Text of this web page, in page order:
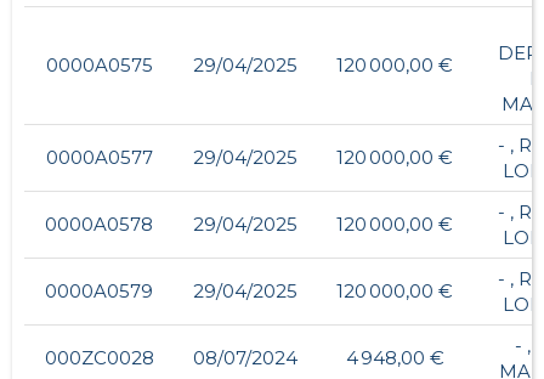
0000A0575 29/04/2025 120 000,00 €
0000A0577 29/04/2025 120 000,00 €
- ,
0000A0578 29/04/2025 120 000,00 €
- ,
0000A0579 29/04/2025 120 000,00 €
- ,
000ZC0028 08/07/2024 4 948,00 €
- ,